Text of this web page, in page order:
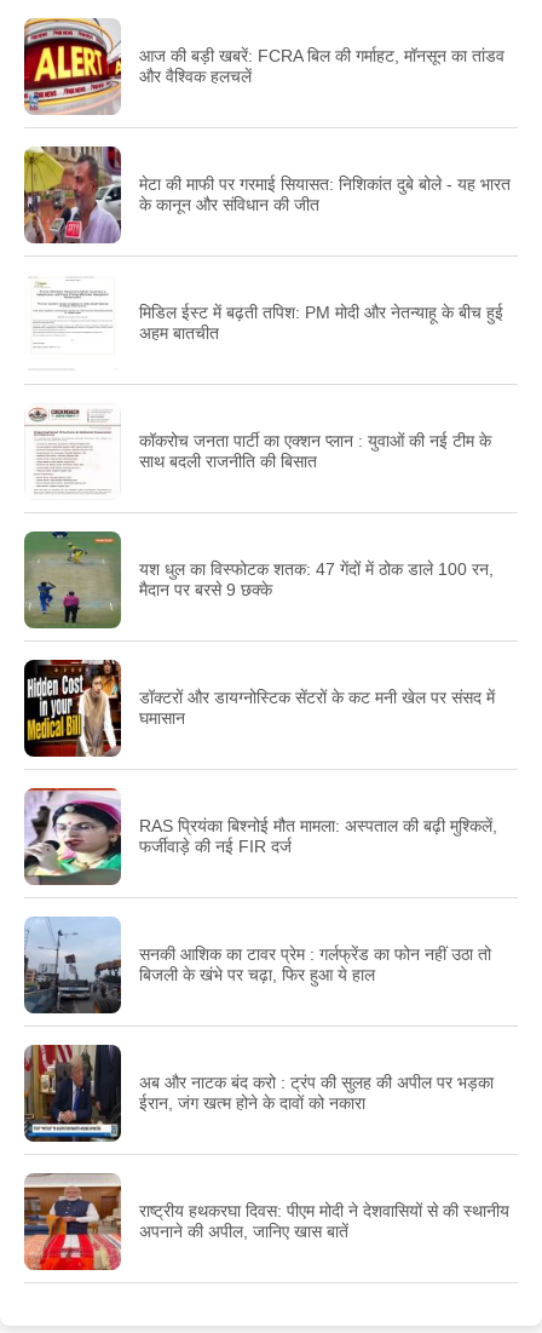
आज की बड़ी खबरें: FCRA बिल की गर्माहट, मॉनसून का तांडव
और वैश्विक हलचलें
मेटा की माफी पर गरमाई सियासत: निशिकांत दुबे बोले - यह भारत
के कानून और संविधान की जीत
मिडिल ईस्ट में बढ़ती तपिश: PM मोदी और नेतन्याहू के बीच हुई
अहम बातचीत
कॉकरोच जनता पार्टी का एक्शन प्लान : युवाओं की नई टीम के
साथ बदली राजनीति की बिसात
यश धुल का विस्फोटक शतक: 47 गेंदों में ठोक डाले 100 रन,
मैदान पर बरसे 9 छक्के
डॉक्टरों और डायग्नोस्टिक सेंटरों के कट मनी खेल पर संसद में
घमासान
RAS प्रियंका बिश्नोई मौत मामला: अस्पताल की बढ़ी मुश्किलें,
फर्जीवाड़े की नई FIR दर्ज
सनकी आशिक का टावर प्रेम : गर्लफ्रेंड का फोन नहीं उठा तो
बिजली के खंभे पर चढ़ा, फिर हुआ ये हाल
अब और नाटक बंद करो : ट्रंप की सुलह की अपील पर भड़का
ईरान, जंग खत्म होने के दावों को नकारा
राष्ट्रीय हथकरघा दिवस: पीएम मोदी ने देशवासियों से की स्थानीय
अपनाने की अपील, जानिए खास बातें